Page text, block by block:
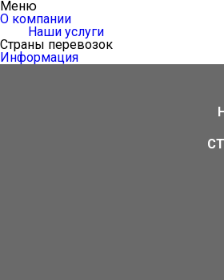
Меню
О компании
Наши услуги
Страны перевозок
Информация
Таможенное оформление
Международные автомобильные
Международные